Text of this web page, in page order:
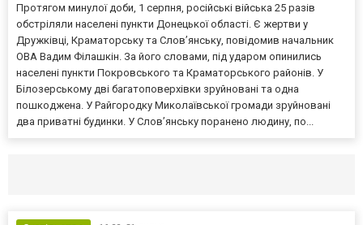
Протягом минулої доби, 1 серпня, російські війська 25 разів
обстріляли населені пункти Донецької області. Є жертви у
Дружківці, Краматорську та Слов’янську, повідомив начальник
ОВА Вадим Філашкін. За його словами, під ударом опинились
населені пункти Покровського та Краматорського районів. У
Білозерському дві багатоповерхівки зруйновані та одна
пошкоджена. У Райгородку Миколаївської громади зруйновані
два приватні будинки. У Слов’янську поранено людину, по...